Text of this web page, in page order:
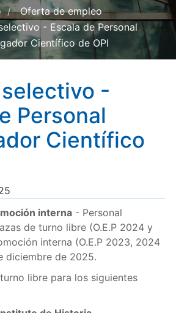
Oferta de empleo
- Escala de Personal
Científico de OPI
-
Personal
Científico
interna- Personal
de turno libre (O.E.P 2024 y
interna (O.E.P 2023, 2024
diciembre de 2025.
libre para los siguientes